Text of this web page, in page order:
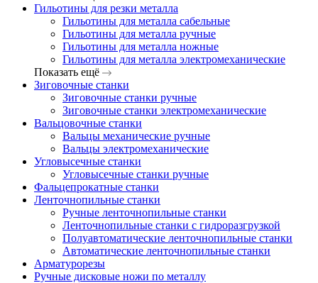
Гильотины для резки металла
Гильотины для металла сабельные
Гильотины для металла ручные
Гильотины для металла ножные
Гильотины для металла электромеханические
Показать ещё
Зиговочные станки
Зиговочные станки ручные
Зиговочные станки электромеханические
Вальцовочные станки
Вальцы механические ручные
Вальцы электромеханические
Угловысечные станки
Угловысечные станки ручные
Фальцепрокатные станки
Ленточнопильные станки
Ручные ленточнопильные станки
Ленточнопильные станки с гидроразгрузкой
Полуавтоматические ленточнопильные станки
Автоматические ленточнопильные станки
Арматурорезы
Ручные дисковые ножи по металлу